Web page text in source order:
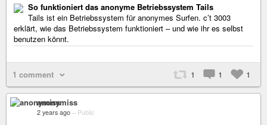
So funktioniert das anonyme Betriebssystem Tails
Tails ist ein Betriebssystem für anonymes Surfen. c’t 3003
erklärt, wie das Betriebssystem funktioniert – und wie ihr es selbst
benutzen könnt.
1 comment 1 1 1
anonymiss
2 years ago – Public